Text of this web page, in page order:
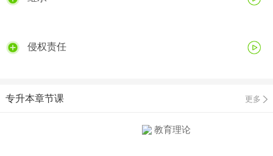
侵权责任
专升本章节课 更多
教育理论